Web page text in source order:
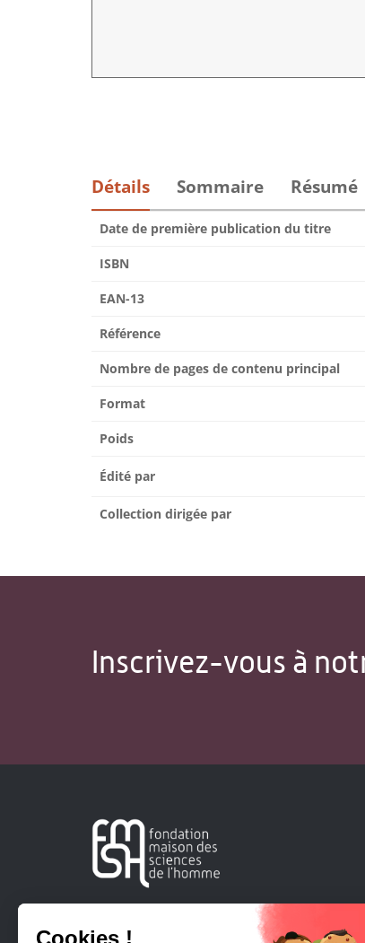
Détails Sommaire Résumé
Date de première publication du titre
ISBN
EAN-13
Référence
Nombre de pages de contenu principal
Format
Poids
Édité par
Collection dirigée par
Inscrivez-vous à
Créée en 1963, la Fondation Maison Sciences de
soutient la recherche et la diffusion des